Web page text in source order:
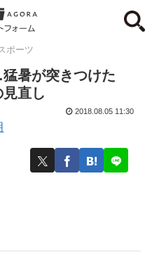
ポーツ
暑が突きつけた
見直し
2018.08.05 11:30